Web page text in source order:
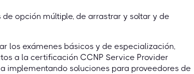
opción múltiple, de arrastrar y soltar y de
los exámenes básicos y de especialización,
a la certificación CCNP Service Provider
implementando soluciones para proveedores de